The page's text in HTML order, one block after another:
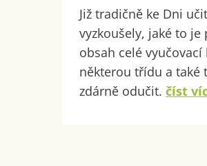
Již tradičně ke Dni
vyzkoušely, jaké to je
obsah celé
některou třídu a také
zdárně odučit.číst